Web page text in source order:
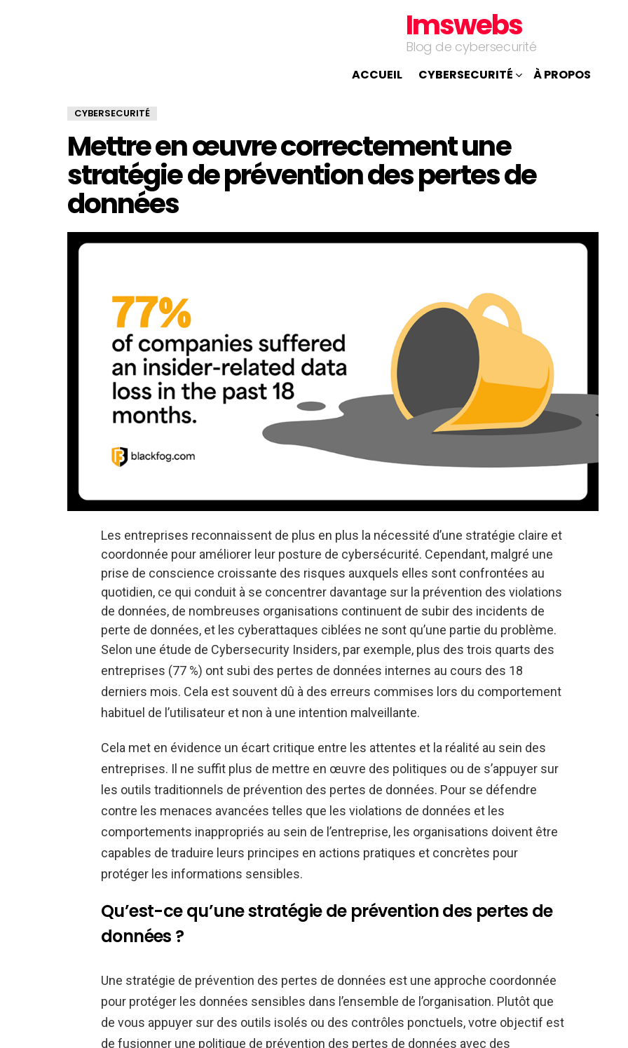
Imswebs
Blog de cybersecurité
ACCUEIL CYBERSECURITÉ À PROPOS
CYBERSECURITÉ
Mettre en œuvre correctement une
stratégie de prévention des pertes de
données
Les entreprises reconnaissent de plus en plus la nécessité d’une stratégie claire et
coordonnée pour améliorer leur posture de cybersécurité. Cependant, malgré une
prise de conscience croissante des risques auxquels elles sont confrontées au
quotidien, ce qui conduit à se concentrer davantage sur la prévention des violations
de données, de nombreuses organisations continuent de subir des incidents de
perte de données, et les cyberattaques ciblées ne sont qu’une partie du problème.
Selon une étude de Cybersecurity Insiders, par exemple, plus des trois quarts des
entreprises (77 %) ont subi des pertes de données internes au cours des 18
derniers mois. Cela est souvent dû à des erreurs commises lors du comportement
habituel de l’utilisateur et non à une intention malveillante.
Cela met en évidence un écart critique entre les attentes et la réalité au sein des
entreprises. Il ne suffit plus de mettre en œuvre des politiques ou de s’appuyer sur
les outils traditionnels de prévention des pertes de données. Pour se défendre
contre les menaces avancées telles que les violations de données et les
comportements inappropriés au sein de l’entreprise, les organisations doivent être
capables de traduire leurs principes en actions pratiques et concrètes pour
protéger les informations sensibles.
Qu’est-ce qu’une stratégie de prévention des pertes de
données ?
Une stratégie de prévention des pertes de données est une approche coordonnée
pour protéger les données sensibles dans l’ensemble de l’organisation. Plutôt que
de vous appuyer sur des outils isolés ou des contrôles ponctuels, votre objectif est
de fusionner une politique de prévention des pertes de données avec des